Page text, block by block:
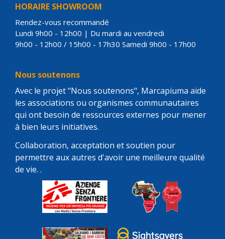
HORAIRE SHOWROOM
Rendez-vous recommandé
Lundi 9h00 - 12h00 | Du mardi au vendredi
9h00 - 12h00 / 15h00 - 17h30 Samedi 9h00 - 17h00
Nous soutenons
Avec le projet "Nous soutenons", Marcapiuma aide
les associations ou organismes communautaires
qui ont besoin de ressources externes pour mener
à bien leurs initiatives.
Collaboration, acceptation et soutien pour
permettre aux autres d'avoir une meilleure qualité
de vie. .